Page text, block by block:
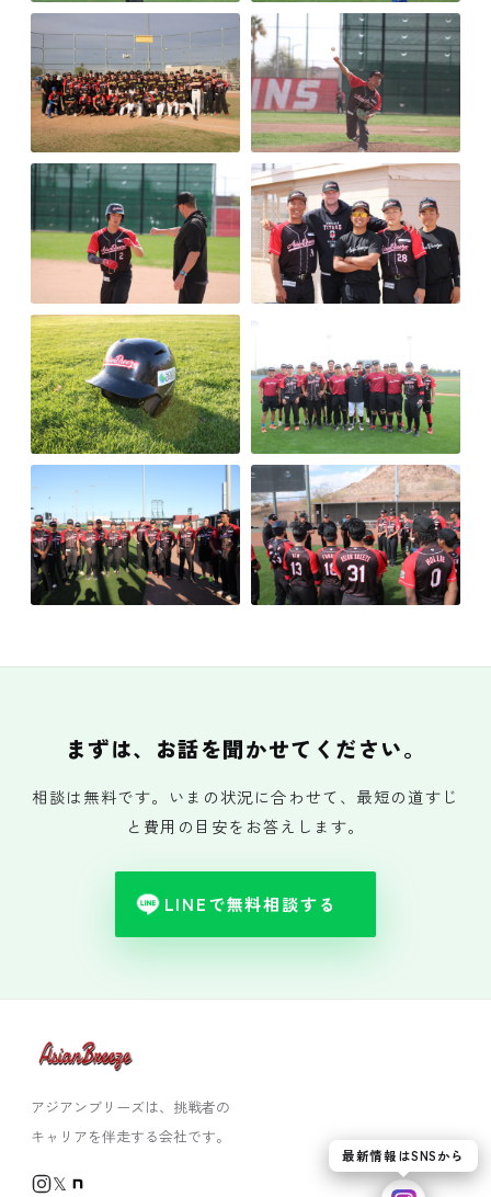
まずは、お話を聞かせてください。
相談は無料です。いまの状況に合わせて、最短の道すじ
と費用の目安をお答えします。
LINEで無料相談する
アジアンブリーズは、挑戦者の
キャリアを伴走する会社です。
𝕏
最新情報はSNSから